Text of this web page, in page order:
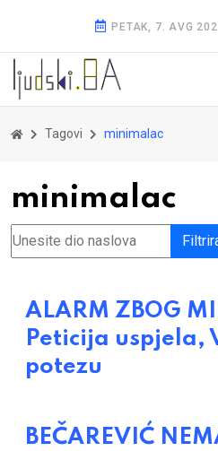
PETAK, 7. AVG
Tagovi minimalac
minimalac
Unesite dio naslova
ALARM ZBOG
Peticija uspjela,
potezu
BEČAREVIĆ